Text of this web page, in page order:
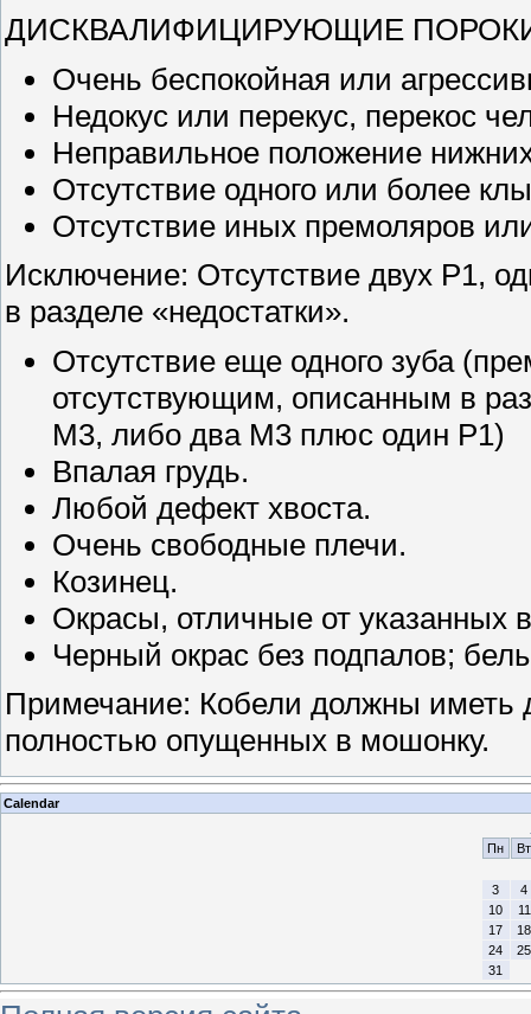
ДИСКВАЛИФИЦИРУЮЩИЕ
Очень беспокойная или
Недокус или перекус, перекос
Неправильное положение
Отсутствие одного или более
Отсутствие иных премоляров
Исключение: Отсутствие двух P1,
в разделе «недостатки».
Отсутствие еще одного зуба
отсутствующим, описанным в
М3, либо два М3 плюс один P1)
Впалая грудь.
Любой дефект хвоста.
Очень свободные плечи.
Козинец.
Окрасы, отличные от указанных
Черный окрас без подпалов;
Примечание: Кобели должны иметь
полностью опущенных в мошонку.
Calendar
Пн
Вт
3
4
10
11
17
18
24
25
31